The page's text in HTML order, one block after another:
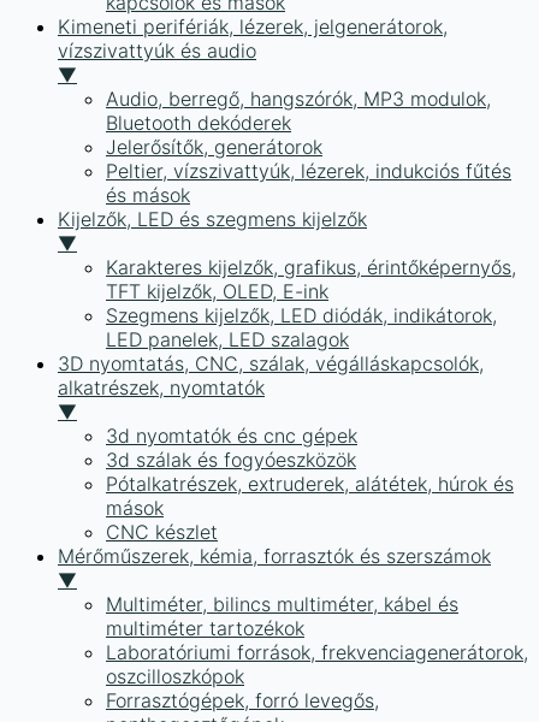
Kimeneti perifériák, lézerek, jelgenerátorok,
vízszivattyúk és audio
▼
Audio, berregő, hangszórók, MP3 modulok,
Bluetooth dekóderek
Jelerősítők, generátorok
Peltier, vízszivattyúk, lézerek, indukciós fűtés
és mások
Kijelzők, LED és szegmens kijelzők
▼
Karakteres kijelzők, grafikus, érintőképernyős,
TFT kijelzők, OLED, E-ink
Szegmens kijelzők, LED diódák, indikátorok,
LED panelek, LED szalagok
3D nyomtatás, CNC, szálak, végálláskapcsolók,
alkatrészek, nyomtatók
▼
3d nyomtatók és cnc gépek
3d szálak és fogyóeszközök
Pótalkatrészek, extruderek, alátétek, húrok és
mások
CNC készlet
Mérőműszerek, kémia, forrasztók és szerszámok
▼
Multiméter, bilincs multiméter, kábel és
multiméter tartozékok
Laboratóriumi források, frekvenciagenerátorok,
oszcilloszkópok
Forrasztógépek, forró levegős,